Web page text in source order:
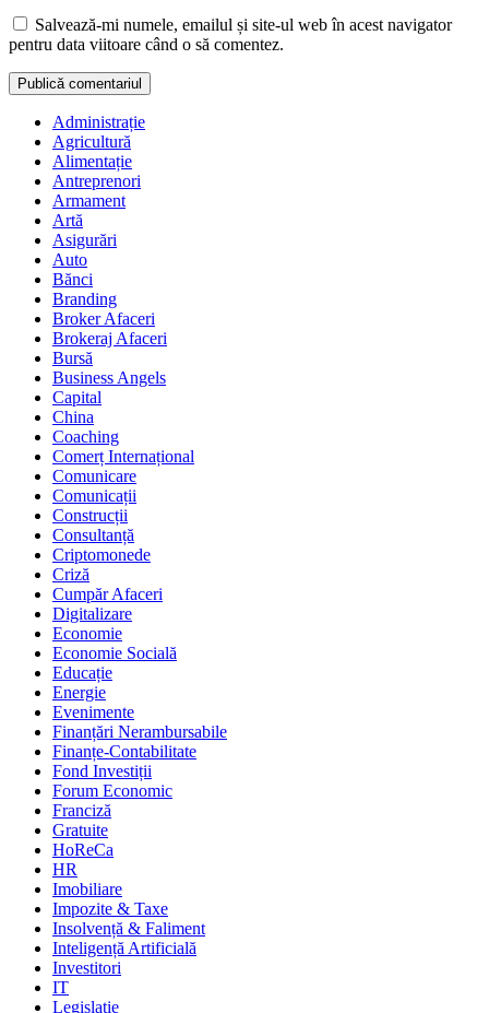
Salvează-mi numele, emailul și site-ul web în acest navigator
pentru data viitoare când o să comentez.
Administrație
Agricultură
Alimentație
Antreprenori
Armament
Artă
Asigurări
Auto
Bănci
Branding
Broker Afaceri
Brokeraj Afaceri
Bursă
Business Angels
Capital
China
Coaching
Comerț Internațional
Comunicare
Comunicații
Construcții
Consultanță
Criptomonede
Criză
Cumpăr Afaceri
Digitalizare
Economie
Economie Socială
Educație
Energie
Evenimente
Finanțări Nerambursabile
Finanțe-Contabilitate
Fond Investiții
Forum Economic
Franciză
Gratuite
HoReCa
HR
Imobiliare
Impozite & Taxe
Insolvență & Faliment
Inteligență Artificială
Investitori
IT
Legislație